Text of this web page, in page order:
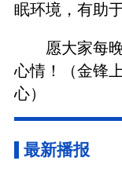
眠环境，有助
愿大家每
心情！（金锋
心）
最新播报